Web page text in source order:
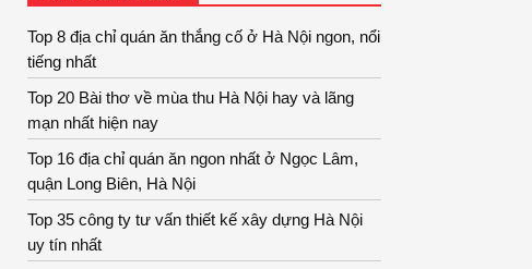
Top 8 địa chỉ quán ăn thắng cố ở Hà Nội ngon, nổi
tiếng nhất
Top 20 Bài thơ về mùa thu Hà Nội hay và lãng
mạn nhất hiện nay
Top 16 địa chỉ quán ăn ngon nhất ở Ngọc Lâm,
quận Long Biên, Hà Nội
Top 35 công ty tư vấn thiết kế xây dựng Hà Nội
uy tín nhất